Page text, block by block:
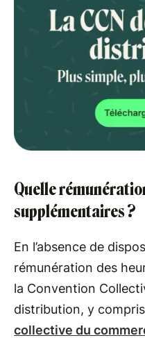
Quelle
supplémentaires ?
En l’absence de
rémunération des
la Convention
distribution, y
collective du